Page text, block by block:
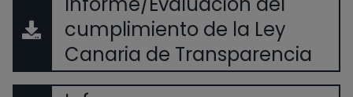
cumplimiento de la Ley
Canaria de Transparencia